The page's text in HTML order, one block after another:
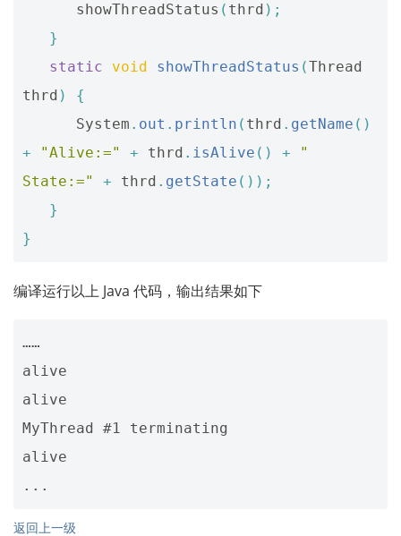
showThreadStatus ( thrd );
}
static
void showThreadStatus (Thread
thrd )
{
System . out . println ( thrd . getName ()
+
"Alive:=" + thrd . isAlive () +
"
State:="
+ thrd . getState ());
}
}
编译运行以上 Java 代码，输出结果如下
……
alive
alive
MyThread #1 terminating
alive
返回上一级